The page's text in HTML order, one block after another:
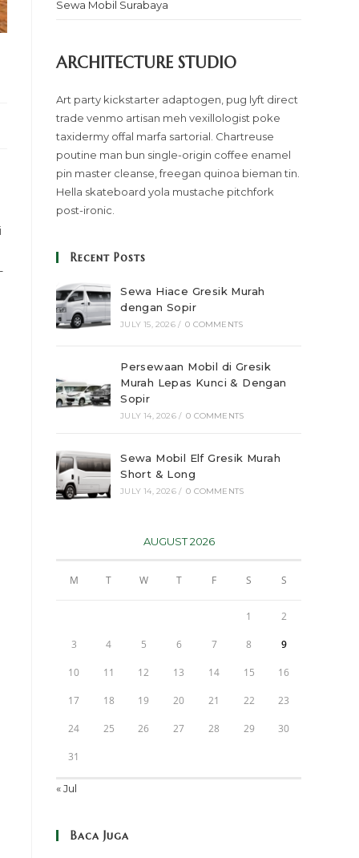
Sewa Mobil Surabaya
ARCHITECTURE STUDIO
Art party kickstarter adaptogen, pug lyft direct
trade venmo artisan meh vexillologist poke
taxidermy offal marfa sartorial. Chartreuse
poutine man bun single-origin coffee enamel
pin master cleanse, freegan quinoa bieman tin.
Hella skateboard yola mustache pitchfork
post-ironic.
Recent Posts
Sewa Hiace Gresik Murah
dengan Sopir
JULY 15, 2026 / 0 COMMENTS
Persewaan Mobil di Gresik
Murah Lepas Kunci & Dengan
Sopir
JULY 14, 2026 / 0 COMMENTS
Sewa Mobil Elf Gresik Murah
Short & Long
JULY 14, 2026 / 0 COMMENTS
AUGUST 2026
M T W T F S S
1 2
3 4 5 6 7 8 9
10 11 12 13 14 15 16
17 18 19 20 21 22 23
24 25 26 27 28 29 30
31
« Jul
Baca Juga